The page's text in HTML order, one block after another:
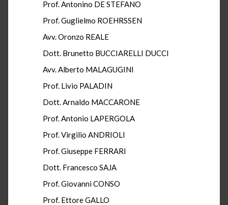
Prof. Antonino DE STEFANO
Prof. Guglielmo ROEHRSSEN
Avv. Oronzo REALE
Dott. Brunetto BUCCIARELLI DUCCI
Avv. Alberto MALAGUGINI
Prof. Livio PALADIN
Dott. Arnaldo MACCARONE
Prof. Antonio LAPERGOLA
Prof. Virgilio ANDRIOLI
Prof. Giuseppe FERRARI
Dott. Francesco SAJA
Prof. Giovanni CONSO
Prof. Ettore GALLO